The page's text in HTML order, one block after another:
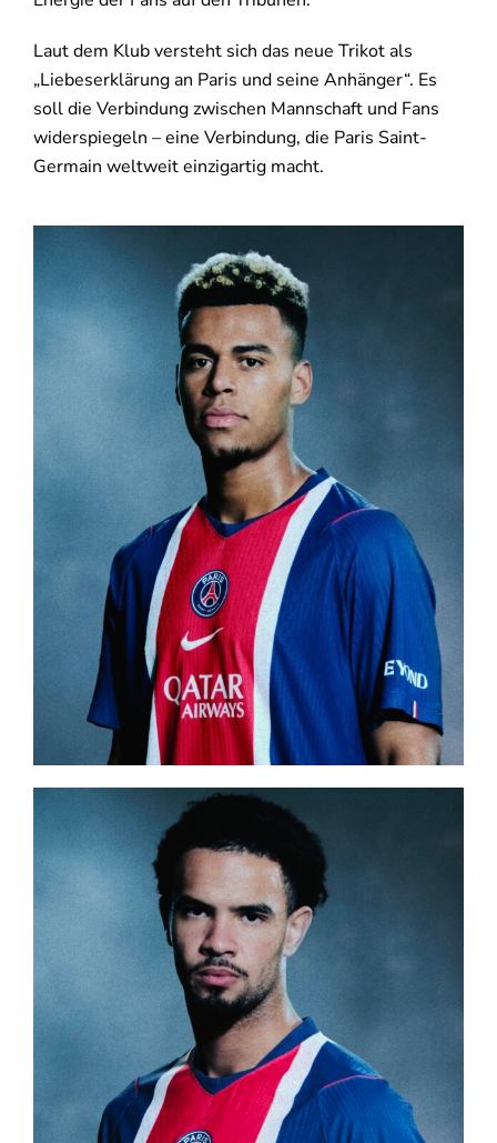
Laut dem Klub versteht sich das neue Trikot als
„Liebeserklärung an Paris und seine Anhänger“. Es
soll die Verbindung zwischen Mannschaft und Fans
widerspiegeln – eine Verbindung, die Paris Saint-
Germain weltweit einzigartig macht.